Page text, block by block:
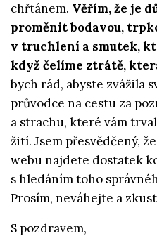
chřtánem. Věřím, že je
proměnit bodavou,
v truchlení a smutek,
když čelíme ztrátě,
bych rád, abyste zvážila
průvodce na cestu za
a strachu, které vám
žití. Jsem přesvědčený,
webu najdete dostatek
s hledáním toho
Prosím, neváhejte a
S pozdravem,